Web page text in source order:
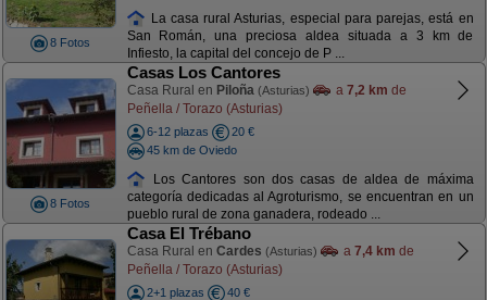
8 Fotos
La casa rural Asturias, especial para parejas, está en
San Román, una preciosa aldea situada a 3 km de
Infiesto, la capital del concejo de P ...
8 Fotos
Casas Los Cantores
Casa Rural en Piloña (Asturias) a 7,2 km de
Peñella / Torazo (Asturias)
6-12 plazas
20 €
45 km de Oviedo
Los Cantores son dos casas de aldea de máxima
categoría dedicadas al Agroturismo, se encuentran en un
pueblo rural de zona ganadera, rodeado ...
Casa El Trébano
Casa Rural en Cardes (Asturias) a 7,4 km de
Peñella / Torazo (Asturias)
2+1 plazas
40 €